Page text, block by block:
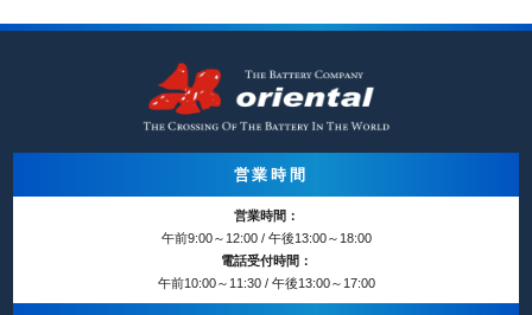
営業時間
営業時間：
午前9:00～12:00 / 午後13:00～18:00
電話受付時間：
午前10:00～11:30 / 午後13:00～17:00